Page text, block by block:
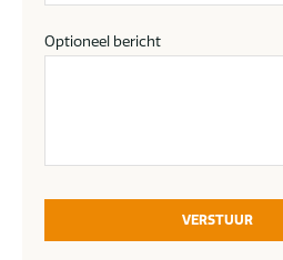
Optioneel bericht
VERSTUUR